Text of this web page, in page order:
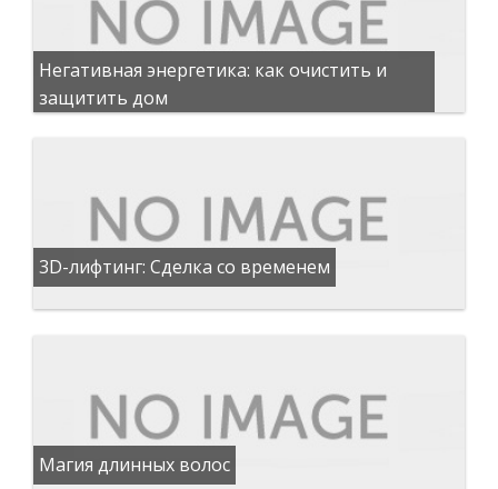
Негативная энергетика: как очистить и
защитить дом
3D-лифтинг: Сделка со временем
Магия длинных волос